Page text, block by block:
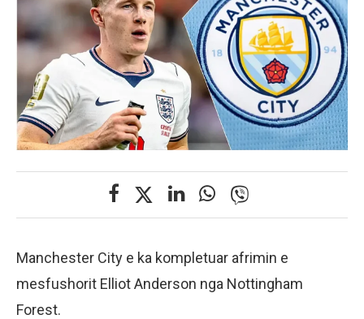
Manchester City e ka kompletuar afrimin e
mesfushorit Elliot Anderson nga Nottingham
Forest.